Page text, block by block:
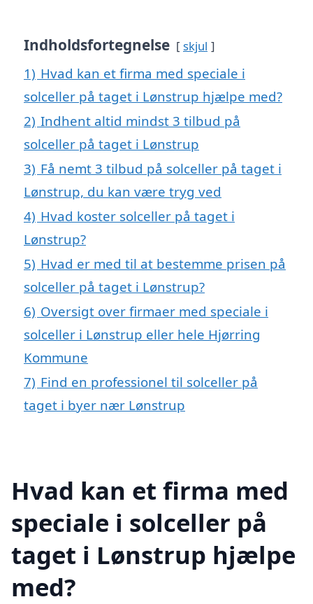
Indholdsfortegnelse skjul
1) Hvad kan et firma med speciale i
solceller på taget i Lønstrup hjælpe med?
2) Indhent altid mindst 3 tilbud på
solceller på taget i Lønstrup
3) Få nemt 3 tilbud på solceller på taget i
Lønstrup, du kan være tryg ved
4) Hvad koster solceller på taget i
Lønstrup?
5) Hvad er med til at bestemme prisen på
solceller på taget i Lønstrup?
6) Oversigt over firmaer med speciale i
solceller i Lønstrup eller hele Hjørring
Kommune
7) Find en professionel til solceller på
taget i byer nær Lønstrup
Hvad kan et firma med
speciale i solceller på
taget i Lønstrup hjælpe
med?